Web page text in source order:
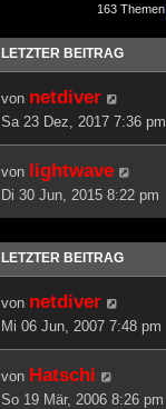
163 Themen
LETZTER BEITRAG
von netdiver
Sa 23 Dez, 2017 7:36 pm
von lightwave
Di 30 Jun, 2015 8:22 pm
LETZTER BEITRAG
von netdiver
Mi 06 Jun, 2007 7:48 pm
von Hatschi
So 19 Mär, 2006 8:26 pm